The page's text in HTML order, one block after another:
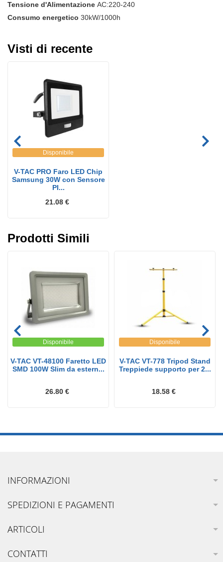
Tensione d'Alimentazione AC:220-240
Consumo energetico 30kW/1000h
Visti di recente
Disponibile
V-TAC PRO Faro LED Chip
Samsung 30W con Sensore
PI...
21.08 €
Prodotti Simili
Disponibile
V-TAC VT-48100 Faretto LED
SMD 100W Slim da estern...
26.80 €
Disponibile
V-TAC VT-778 Tripod Stand
Treppiede supporto per 2...
18.58 €
INFORMAZIONI
SPEDIZIONI E PAGAMENTI
ARTICOLI
CONTATTI